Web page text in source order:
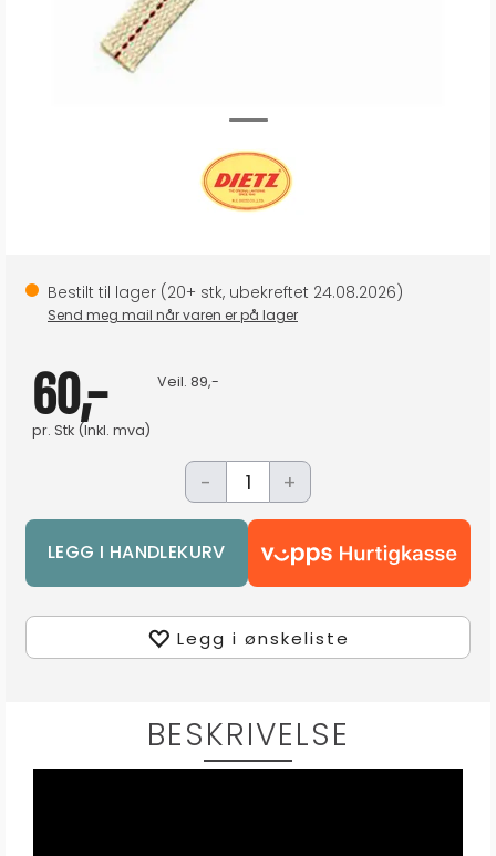
Bestilt til lager (20+ stk, ubekreftet 24.08.2026)
Send meg mail når varen er på lager
60,-
pr. Stk (Inkl. mva)
Veil. 89,-
- +
Legg i ønskeliste
BESKRIVELSE